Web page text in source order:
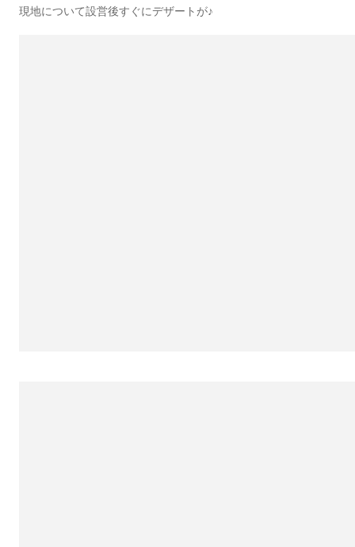
現地について設営後すぐにデザートが♪